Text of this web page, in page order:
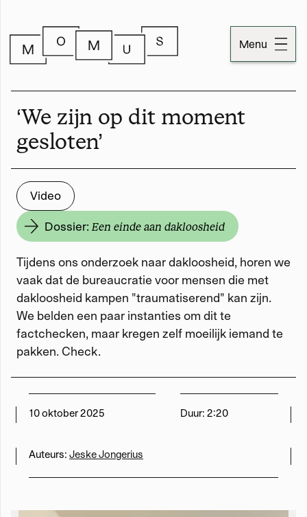
Menu
Dossiers
Publicaties
Momus
Over Momus
Contact
Momus-code
Stichtinginformatie
Werken met Momus
Word meedenker
Word lid
‘We zijn op dit moment
gesloten’
Video
Dossier: Een einde aan dakloosheid
Tijdens ons onderzoek naar dakloosheid, horen we
vaak dat de bureaucratie voor mensen die met
dakloosheid kampen "traumatiserend" kan zijn.
We belden een paar instanties om dit te
factchecken, maar kregen zelf moeilijk iemand te
pakken. Check.
10 oktober 2025 Duur: 2:20
Auteurs: Jeske Jongerius